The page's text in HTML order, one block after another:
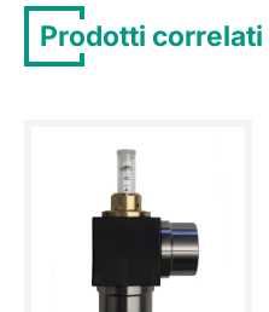
Prodotti correlati